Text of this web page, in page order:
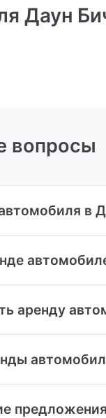
Даун
вопросы
в
аренду